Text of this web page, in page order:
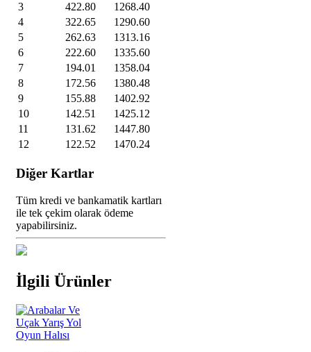
3
422.80
1268.40
4
322.65
1290.60
5
262.63
1313.16
6
222.60
1335.60
7
194.01
1358.04
8
172.56
1380.48
9
155.88
1402.92
10
142.51
1425.12
11
131.62
1447.80
12
122.52 1470.24
Diğer Kartlar
Tüm kredi ve bankamatik kartları
ile tek çekim olarak ödeme
yapabilirsiniz.
İlgili Ürünler